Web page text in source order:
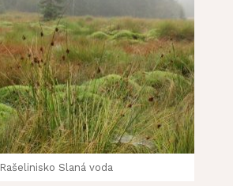
Rašelinisko Slaná voda